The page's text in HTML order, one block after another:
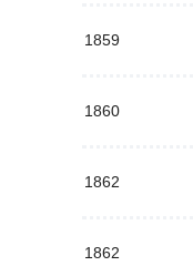
1859
1860
1862
1862